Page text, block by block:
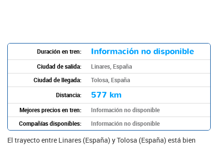
Duración en tren: Información no disponible
Ciudad de salida:
Linares, España
Ciudad de llegada:
Tolosa, España
Distancia:
577 km
Mejores precios en tren:
Información no disponible
Compañías disponibles:
Información no disponible
El trayecto entre Linares (España) y Tolosa (España) está bien